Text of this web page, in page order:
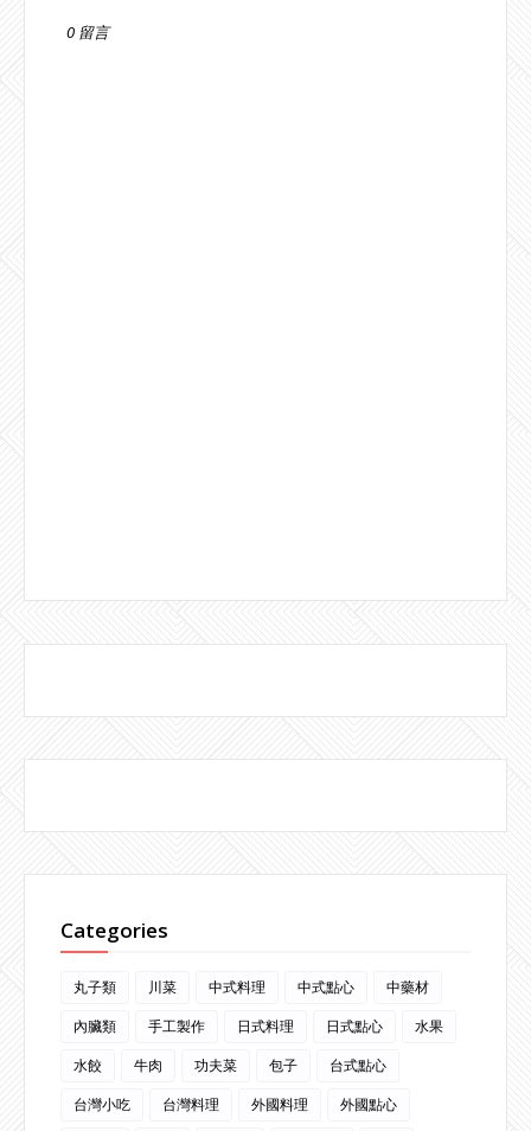
0 留言
Categories
丸子類 川菜 中式料理 中式點心
中藥材
內臟類
手工製作 日式料理 日式點心
水果
水餃
牛肉 功夫菜 包子
台式點心
台灣小吃
台灣料理 外國料理
外國點心